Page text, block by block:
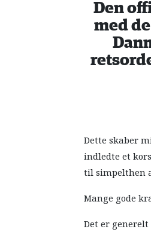
Den
med
Dette skaber
indledte et
til simpelthen
Mange gode
Det er